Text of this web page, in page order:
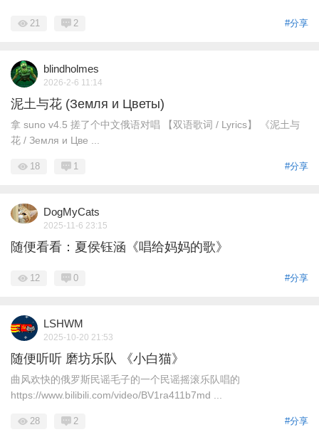
#分享
21 2
blindholmes
2026-2-6 11:14
泥土与花 (Земля и Цветы)
拿 suno v4.5 搓了个中文俄语对唱 【双语歌词 / Lyrics】 《泥土与
花 / Земля и Цве ...
#分享
18 1
DogMyCats
2025-11-6 23:15
随便看看：夏侯钰涵《唱给妈妈的歌》
#分享
12 0
LSHWM
2025-10-20 21:53
随便听听 磨坊乐队 《小白猫》
曲风欢快的俄罗斯民谣毛子的一个民谣摇滚乐队唱的
https://www.bilibili.com/video/BV1ra411b7md ...
#分享
28 2